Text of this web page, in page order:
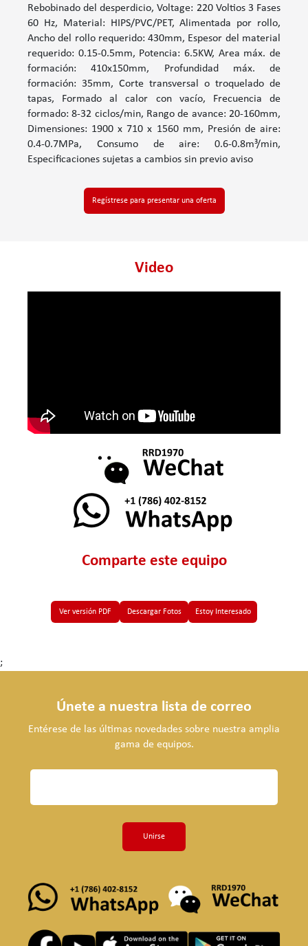
Rebobinado del desperdicio, Voltage: 220 Voltios 3 Fases
60 Hz, Material: HIPS/PVC/PET, Alimentada por rollo,
Ancho del rollo requerido: 430mm, Espesor del material
requerido: 0.15-0.5mm, Potencia: 6.5KW, Area máx. de
formación: 410x150mm, Profundidad máx. de
formación: 35mm, Corte transversal o troquelado de
tapas, Formado al calor con vacío, Frecuencia de
formado: 8-32 ciclos/min, Rango de avance: 20-160mm,
Dimensiones: 1900 x 710 x 1560 mm, Presión de aire:
0.4-0.7MPa, Consumo de aire: 0.6-0.8m³/min,
Especificaciones sujetas a cambios sin previo aviso
Regístrese para presentar una oferta
Video
Comparte este equipo
Ver versión PDF Descargar Fotos Estoy Interesado
;
Únete a nuestra lista de correo
Entérese de las últimas novedades sobre nuestra amplia
gama de equipos.
Unirse